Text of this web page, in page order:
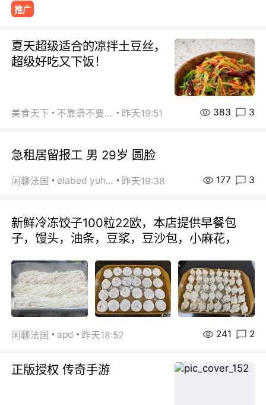
推广
夏天超级适合的凉拌土豆丝，
超级好吃又下饭！
美食天下 不靠谱不要联系 昨天19:51 383 3
急租居留报工 男 29岁 圆脸
闲聊法国 elabed yuhua 昨天19:38 177 3
新鲜冷冻饺子100粒22欧，本店提供早餐包
子，馒头，油条，豆浆，豆沙包，小麻花，
闲聊法国 apd 昨天18:52 241 2
正版授权 传奇手游